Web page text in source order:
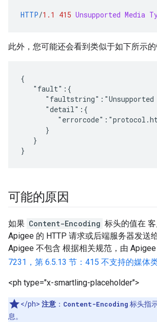
HTTP/1.1 415 Unsupported Media
此外，您可能还会看到类似于如下所示的
{
   "fault":{
      "detail":{
      }
   }
}
可能的原因
如果 Content-Encoding 标头的值在
Apigee 的 HTTP 请求或后端服务器发送
Apigee 不包含 根据相关规范，由 Apigee
7231，第 6.5.13 节：415 不支持的媒体
<ph type="x-smartling-placeholder">
</ph> 注意 ： Content-Encoding 标头指
息。